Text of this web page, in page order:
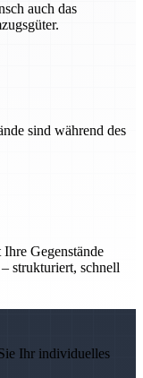
auch das
sind während des
Gegenstände
strukturiert, schnell
Ihr individuelles